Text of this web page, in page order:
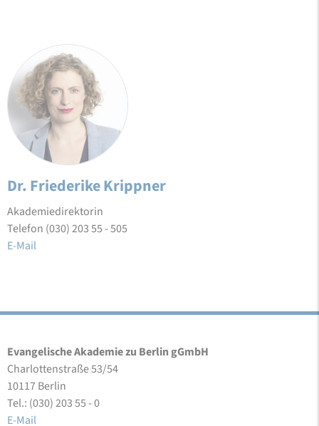
Dr. Friederike Krippner
Akademiedirektorin
Telefon (030) 203 55 - 505
E-Mail
Evangelische Akademie zu Berlin gGmbH
Charlottenstraße 53/54
10117 Berlin
Tel.: (030) 203 55 - 0
E-Mail